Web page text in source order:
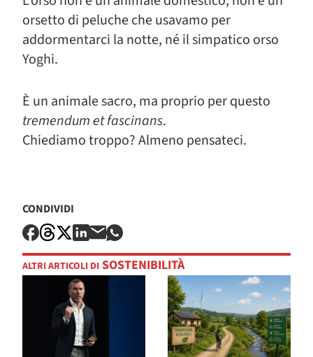
orsetto di peluche che usavamo per
addormentarci la notte, né il simpatico orso
Yoghi.
È un animale sacro, ma proprio per questo
tremendum et fascinans.
Chiediamo troppo? Almeno pensateci.
CONDIVIDI
ALTRI ARTICOLI DI SOSTENIBILITÀ